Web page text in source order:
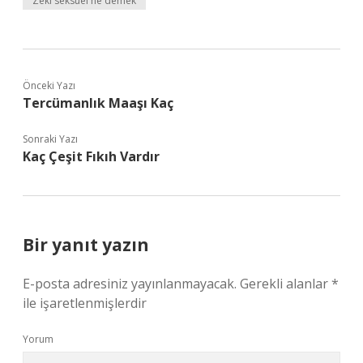
Önceki Yazı
Tercümanlık Maaşı Kaç
Sonraki Yazı
Kaç Çeşit Fıkıh Vardır
Bir yanıt yazın
E-posta adresiniz yayınlanmayacak. Gerekli alanlar*
ile işaretlenmişlerdir
Yorum